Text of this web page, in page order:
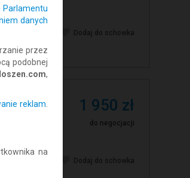
Dodaj do schowka
1 950 zł
do negocjacji
Dodaj do schowka
Parlamentu
danych
przez
podobnej
,
reklam
na